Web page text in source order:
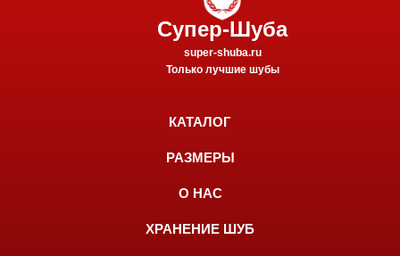
Супер-Шуба
super-shuba.ru
Только лучшие шубы
КАТАЛОГ
РАЗМЕРЫ
О НАС
ХРАНЕНИЕ ШУБ